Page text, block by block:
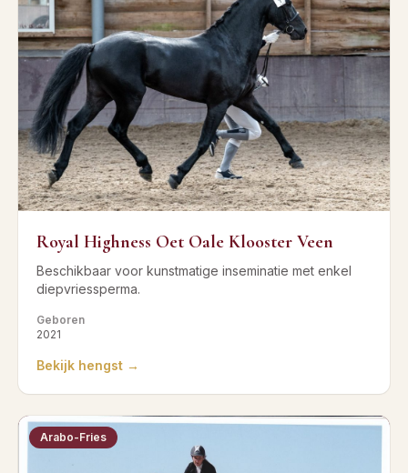
Royal Highness Oet Oale Klooster Veen
Beschikbaar voor kunstmatige inseminatie met enkel
diepvriessperma.
Geboren
2021
Bekijk hengst →
Arabo-Fries